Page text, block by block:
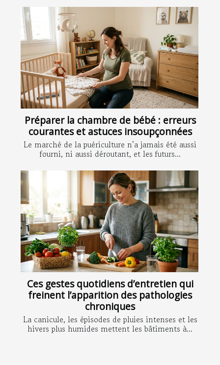
Préparer la chambre de bébé : erreurs
courantes et astuces insoupçonnées
Le marché de la puériculture n’a jamais été aussi
fourni, ni aussi déroutant, et les futurs...
Ces gestes quotidiens d’entretien qui
freinent l’apparition des pathologies
chroniques
La canicule, les épisodes de pluies intenses et les
hivers plus humides mettent les bâtiments à...